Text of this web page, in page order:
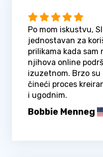
Po mom iskustvu,
jednostavan za
prilikama kada sam
njihova online
izuzetnom. Brzo su
čineći proces
i ugodnim.
Bobbie Menneg